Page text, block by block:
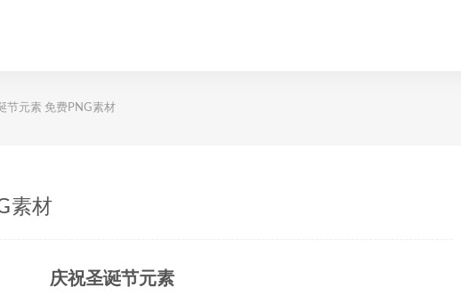
节元素 免费PNG素材
素材
庆祝圣诞节元素